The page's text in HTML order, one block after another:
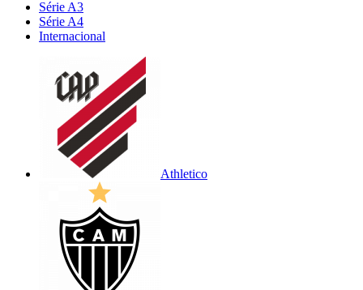
Série A3
Série A4
Internacional
Athletico